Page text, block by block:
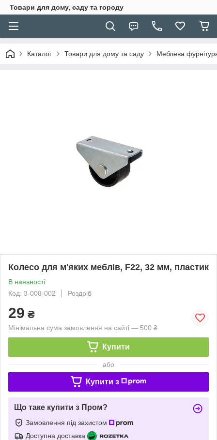
Товари для дому, саду та городу
Каталог Товари для дому та саду Меблева
Колесо для м'яких меблів, F22, 32 мм, пластик
В наявності
Код: 3-008-002
Роздріб
29 ₴
Мінімальна сума замовлення на сайті — 500 ₴
Купити
або
Купити з
Що таке купити з Пром?
Замовлення під захистом
Доступна доставка